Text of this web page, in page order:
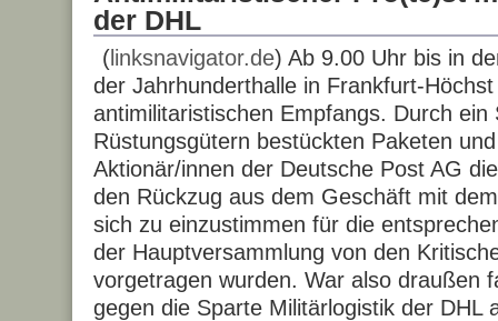
der DHL
( linksnavigator.de) Ab 9.00 Uhr bis in
der Jahrhunderthalle in Frankfurt-
antimilitaristischen Empfangs. Durch ein
Rüstungsgütern bestückten Paketen
Aktionär/innen der Deutsche Post AG
den Rückzug aus dem Geschäft mit
sich zu einzustimmen für die
der Hauptversammlung von den
vorgetragen wurden. War also draußen
gegen die Sparte Militärlogistik der DHL